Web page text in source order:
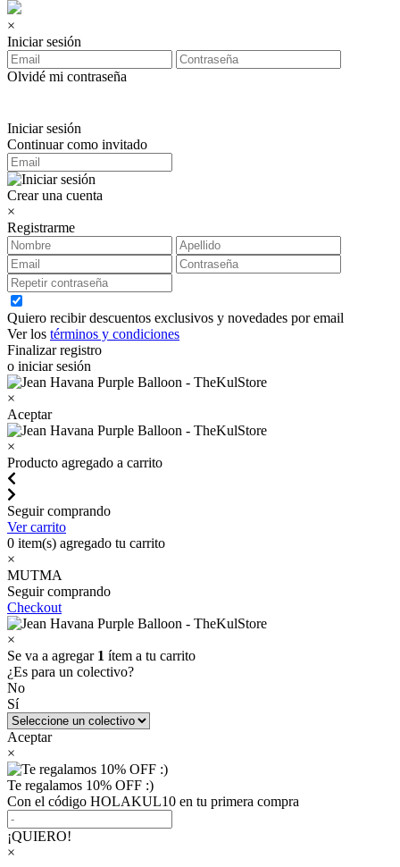
×
Iniciar sesión
Olvidé mi contraseña
Iniciar sesión
Continuar como invitado
Crear una cuenta
×
Registrarme
Quiero recibir descuentos exclusivos y novedades por email
Ver los términos y condiciones
Finalizar registro
o iniciar sesión
×
Aceptar
×
Producto agregado a carrito
Seguir comprando
Ver carrito
0 item(s) agregado tu carrito
×
MUTMA
Seguir comprando
Checkout
×
Se va a agregar 1 ítem a tu carrito
¿Es para un colectivo?
No
Sí
Aceptar
×
Te regalamos 10% OFF :)
Con el código HOLAKUL10 en tu primera compra
¡QUIERO!
×